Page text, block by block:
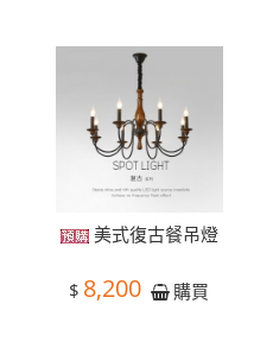
美式復古餐吊燈
$ 8,200 購買